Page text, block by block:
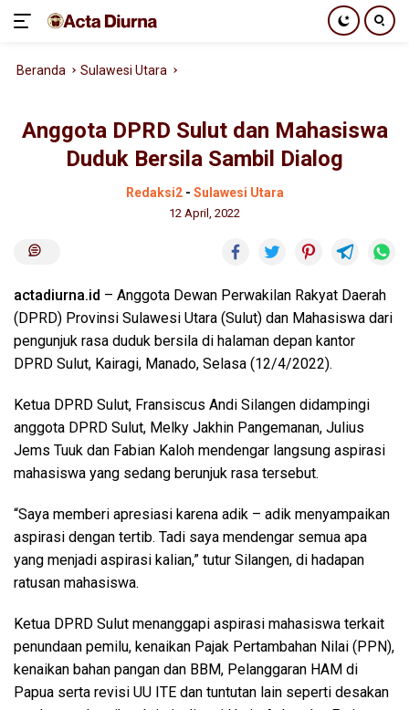
Beranda Sulawesi Utara
Anggota DPRD Sulut dan Mahasiswa
Duduk Bersila Sambil Dialog
Redaksi2- Sulawesi Utara
12 April, 2022
actadiurna.id – Anggota Dewan Perwakilan Rakyat Daerah
(DPRD) Provinsi Sulawesi Utara (Sulut) dan Mahasiswa dari
pengunjuk rasa duduk bersila di halaman depan kantor
DPRD Sulut, Kairagi, Manado, Selasa (12/4/2022).
Ketua DPRD Sulut, Fransiscus Andi Silangen didampingi
anggota DPRD Sulut, Melky Jakhin Pangemanan, Julius
Jems Tuuk dan Fabian Kaloh mendengar langsung aspirasi
mahasiswa yang sedang berunjuk rasa tersebut.
“Saya memberi apresiasi karena adik – adik menyampaikan
aspirasi dengan tertib. Tadi saya mendengar semua apa
yang menjadi aspirasi kalian,” tutur Silangen, di hadapan
ratusan mahasiswa.
Ketua DPRD Sulut menanggapi aspirasi mahasiswa terkait
penundaan pemilu, kenaikan Pajak Pertambahan Nilai (PPN),
kenaikan bahan pangan dan BBM, Pelanggaran HAM di
Papua serta revisi UU ITE dan tuntutan lain seperti desakan